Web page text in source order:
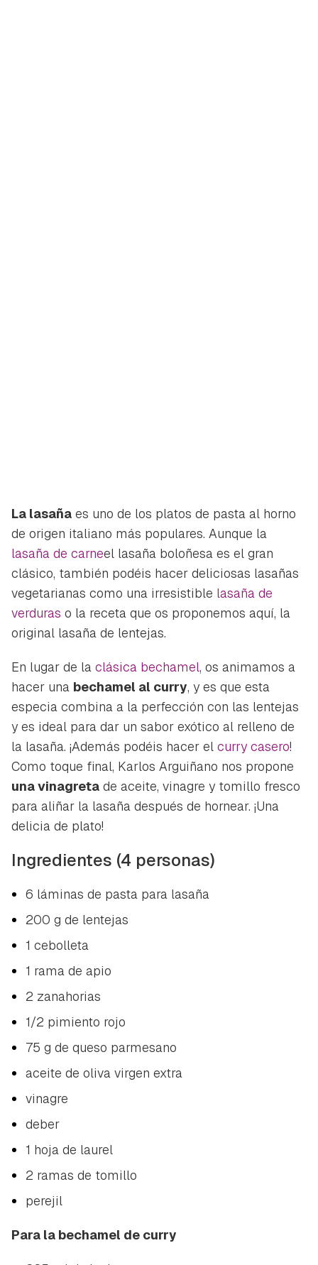
La lasaña es uno de los platos de pasta al horno
de origen italiano más populares. Aunque la
lasaña de carneel lasaña boloñesa es el gran
clásico, también podéis hacer deliciosas lasañas
vegetarianas como una irresistible lasaña de
verduras o la receta que os proponemos aquí, la
original lasaña de lentejas.
En lugar de la clásica bechamel, os animamos a
hacer una bechamel al curry, y es que esta
especia combina a la perfección con las lentejas
y es ideal para dar un sabor exótico al relleno de
la lasaña. ¡Además podéis hacer el curry casero!
Como toque final, Karlos Arguiñano nos propone
una vinagreta de aceite, vinagre y tomillo fresco
para aliñar la lasaña después de hornear. ¡Una
delicia de plato!
Ingredientes (4 personas)
6 láminas de pasta para lasaña
200 g de lentejas
1 cebolleta
1 rama de apio
2 zanahorias
1/2 pimiento rojo
75 g de queso parmesano
aceite de oliva virgen extra
vinagre
deber
1 hoja de laurel
2 ramas de tomillo
perejil
Para la bechamel de curry